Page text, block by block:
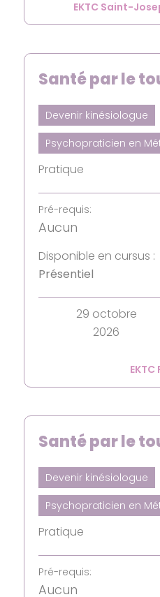
EKTC Saint-
EKTC
Santé par le
Devenir kinésiologue
Psychopraticien en
Pratique
Pré-requis:
Aucun
Disponible en cursus :
Présentiel
29 octobre
2026
Santé par le
Devenir kinésiologue
Psychopraticien en
Pratique
Pré-requis:
Aucun